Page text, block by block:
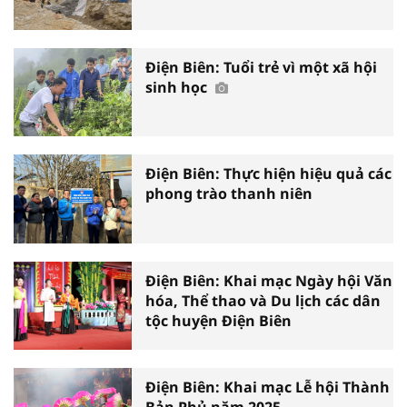
Điện Biên: Tuổi trẻ vì một xã hội
sinh học
Điện Biên: Thực hiện hiệu quả các
phong trào thanh niên
Điện Biên: Khai mạc Ngày hội Văn
hóa, Thể thao và Du lịch các dân
tộc huyện Điện Biên
Điện Biên: Khai mạc Lễ hội Thành